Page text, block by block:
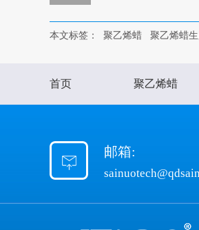
本文标签： 聚乙烯蜡 聚乙烯蜡
首页 聚乙烯蜡
邮箱: